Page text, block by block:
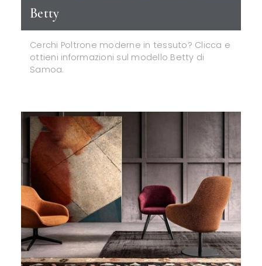
Betty
Cerchi Poltrone moderne in tessuto? Clicca e
ottieni informazioni sul modello Betty di
Samoa.